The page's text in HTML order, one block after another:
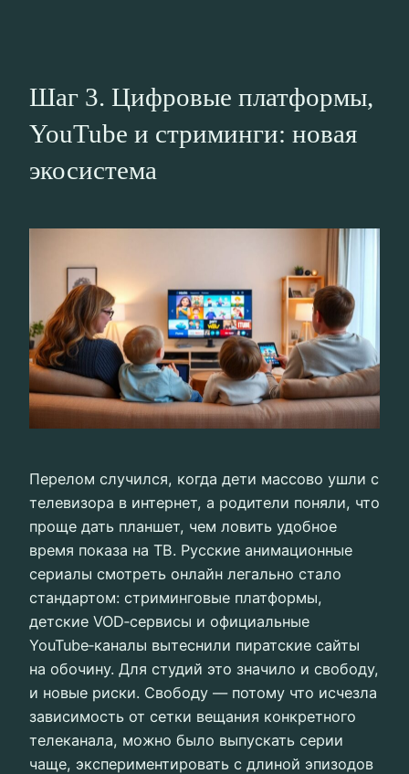
Шаг 3. Цифровые платформы,
YouTube и стриминги: новая
экосистема
Перелом случился, когда дети массово ушли с
телевизора в интернет, а родители поняли, что
проще дать планшет, чем ловить удобное
время показа на ТВ. Русские анимационные
сериалы смотреть онлайн легально стало
стандартом: стриминговые платформы,
детские VOD‑сервисы и официальные
YouTube‑каналы вытеснили пиратские сайты
на обочину. Для студий это значило и свободу,
и новые риски. Свободу — потому что исчезла
зависимость от сетки вещания конкретного
телеканала, можно было выпускать серии
чаще, экспериментировать с длиной эпизодов